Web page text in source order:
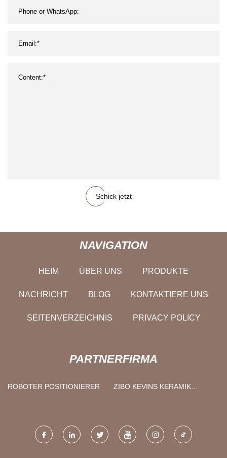
Lager
Schick jetzt
NAVIGATION
HEIM ÜBER UNS PRODUKTE
NACHRICHT BLOG KONTAKTIERE UNS
SEITENVERZEICHNIS PRIVACY POLICY
PARTNERFIRMA
ROBOTER POSITIONIERER
ZIBO KEVINS KERAMIK